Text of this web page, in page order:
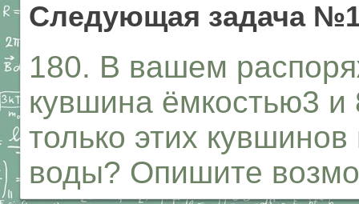
Следующая задача
180. В вашем
кувшина ёмкостью3
только этих
воды? Опишите